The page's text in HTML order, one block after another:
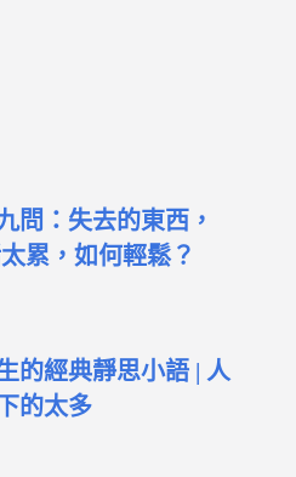
問：失去的東西，
累，如何輕鬆？
的經典靜思小語 | 人
的太多